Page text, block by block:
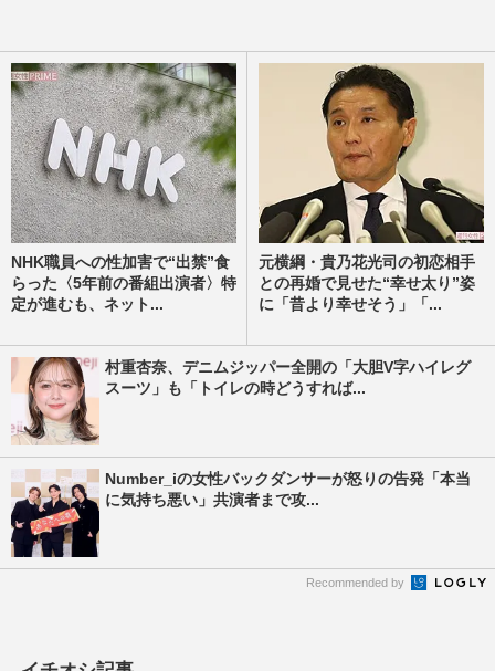
NHK職員への性加害で“出禁”食
らった〈5年前の番組出演者〉特
定が進むも、ネット...
元横綱・貴乃花光司の初恋相手
との再婚で見せた“幸せ太り”姿
に「昔より幸せそう」「...
村重杏奈、デニムジッパー全開の「大胆V字ハイレグ
スーツ」も「トイレの時どうすれば...
Number_iの女性バックダンサーが怒りの告発「本当
に気持ち悪い」共演者まで攻...
Recommended by